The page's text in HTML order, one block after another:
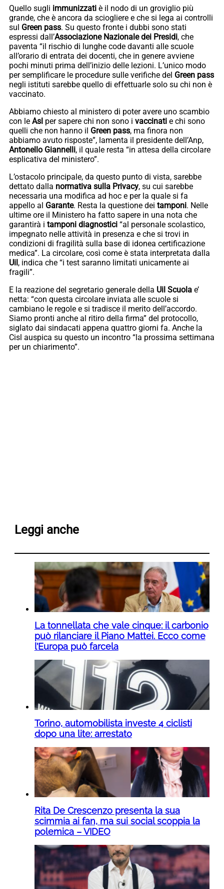
Quello sugli immunizzati è il nodo di un groviglio più
grande, che è ancora da sciogliere e che si lega ai controlli
sul Green pass. Su questo fronte i dubbi sono stati
espressi dall’Associazione Nazionale dei Presidi, che
paventa “il rischio di lunghe code davanti alle scuole
all’orario di entrata dei docenti, che in genere avviene
pochi minuti prima dell’inizio delle lezioni. L’unico modo
per semplificare le procedure sulle verifiche del Green pass
negli istituti sarebbe quello di effettuarle solo su chi non è
vaccinato.
Abbiamo chiesto al ministero di poter avere uno scambio
con le Asl per sapere chi non sono i vaccinati e chi sono
quelli che non hanno il Green pass, ma finora non
abbiamo avuto risposte”, lamenta il presidente dell’Anp,
Antonello Giannelli, il quale resta “in attesa della circolare
esplicativa del ministero”.
L’ostacolo principale, da questo punto di vista, sarebbe
dettato dalla normativa sulla Privacy, su cui sarebbe
necessaria una modifica ad hoc e per la quale si fa
appello al Garante. Resta la questione dei tamponi. Nelle
ultime ore il Ministero ha fatto sapere in una nota che
garantirà i tamponi diagnostici “al personale scolastico,
impegnato nelle attività in presenza e che si trovi in
condizioni di fragilità sulla base di idonea certificazione
medica”. La circolare, così come è stata interpretata dalla
Uil, indica che “i test saranno limitati unicamente ai
fragili”.
E la reazione del segretario generale della Uil Scuola e’
netta: “con questa circolare inviata alle scuole si
cambiano le regole e si tradisce il merito dell’accordo.
Siamo pronti anche al ritiro della firma” del protocollo,
siglato dai sindacati appena quattro giorni fa. Anche la
Cisl auspica su questo un incontro “la prossima settimana
per un chiarimento”.
Leggi anche
La tonnellata che vale cinque: il carbonio
può rilanciare il Piano Mattei. Ecco come
l’Europa può farcela
Torino, automobilista investe 4 ciclisti
dopo una lite: arrestato
Rita De Crescenzo presenta la sua
scimmia ai fan, ma sui social scoppia la
polemica – VIDEO